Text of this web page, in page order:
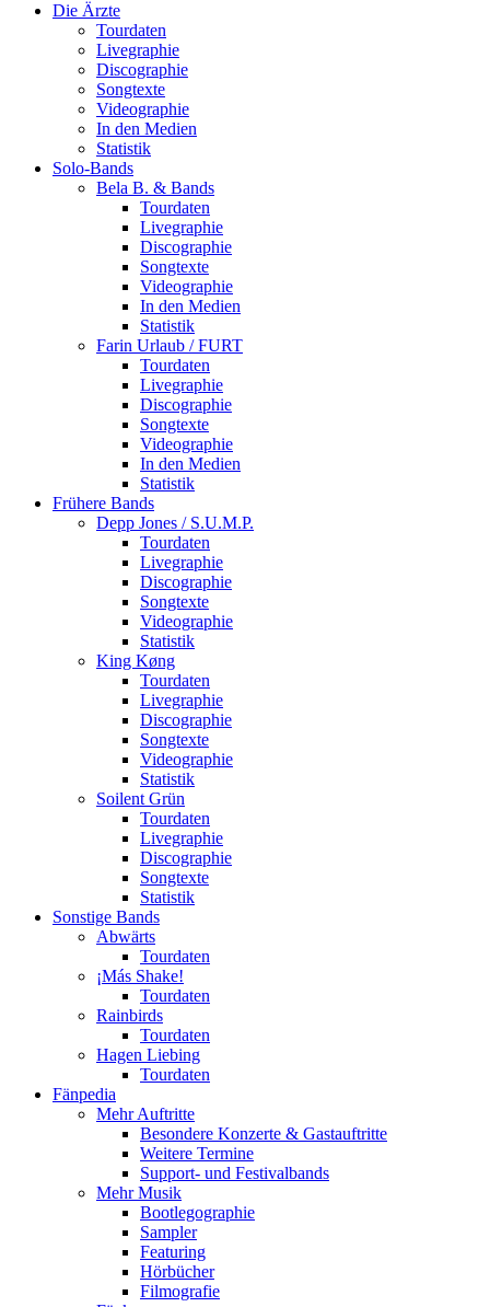
Die Ärzte
Tourdaten
Livegraphie
Discographie
Songtexte
Videographie
In den Medien
Statistik
Solo-Bands
Bela B. & Bands
Tourdaten
Livegraphie
Discographie
Songtexte
Videographie
In den Medien
Statistik
Farin Urlaub / FURT
Tourdaten
Livegraphie
Discographie
Songtexte
Videographie
In den Medien
Statistik
Frühere Bands
Depp Jones / S.U.M.P.
Tourdaten
Livegraphie
Discographie
Songtexte
Videographie
Statistik
King Køng
Tourdaten
Livegraphie
Discographie
Songtexte
Videographie
Statistik
Soilent Grün
Tourdaten
Livegraphie
Discographie
Songtexte
Statistik
Sonstige Bands
Abwärts
Tourdaten
¡Más Shake!
Tourdaten
Rainbirds
Tourdaten
Hagen Liebing
Tourdaten
Fänpedia
Mehr Auftritte
Besondere Konzerte & Gastauftritte
Weitere Termine
Support- und Festivalbands
Mehr Musik
Bootlegographie
Sampler
Featuring
Hörbücher
Filmografie